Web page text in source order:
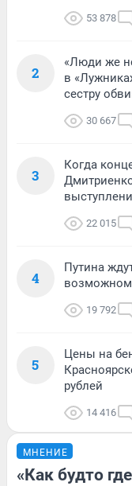
53 878
2
«Люди же
в
сестру
30 667
3
Когда
22 015
4
Путина
возможном
19 792
5
Цены на
рублей
14 416
МНЕНИЕ
«Как будто